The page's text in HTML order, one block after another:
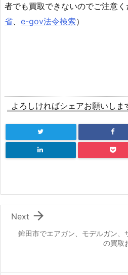
者でも買取できないのでご注意く
省、 e-gov法令検索）
よろしければシェアお願いしま
鉾田市でエアガン、モデルガン、
の買取

Next